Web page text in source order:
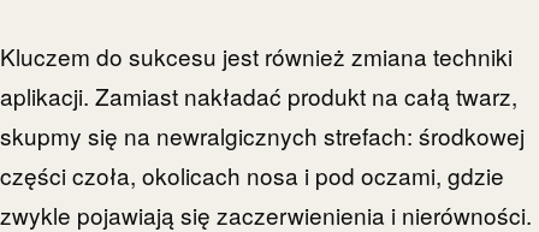
Kluczem do sukcesu jest również zmiana techniki
aplikacji. Zamiast nakładać produkt na całą twarz,
skupmy się na newralgicznych strefach: środkowej
części czoła, okolicach nosa i pod oczami, gdzie
zwykle pojawiają się zaczerwienienia i nierówności.